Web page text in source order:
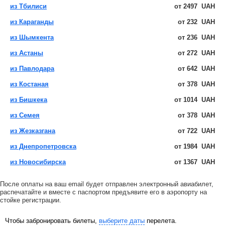
из Тбилиси от 2497 UAH
из Караганды от 232 UAH
из Шымкента от 236 UAH
из Астаны от 272 UAH
из Павлодара от 642 UAH
из Костаная от 378 UAH
из Бишкека от 1014 UAH
из Семея от 378 UAH
из Жезказгана от 722 UAH
из Днепропетровска от 1984 UAH
из Новосибирска от 1367 UAH
После оплаты на ваш email будет отправлен электронный авиабилет,
распечатайте и вместе с паспортом предъявите его в аэропорту на
стойке регистрации.
Чтобы забронировать билеты, выберите даты перелета.